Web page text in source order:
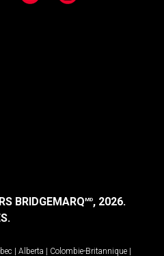
BRIDGEMARQMD, 2026.
Alberta Colombie-Britannique